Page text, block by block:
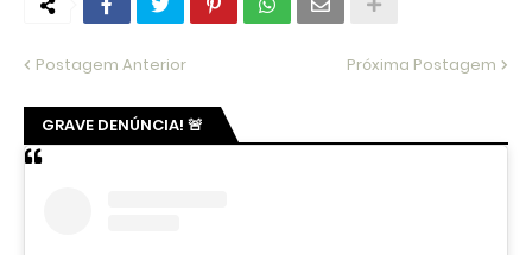
Postagem Anterior Próxima Postagem
GRAVE DENÚNCIA! 🚨